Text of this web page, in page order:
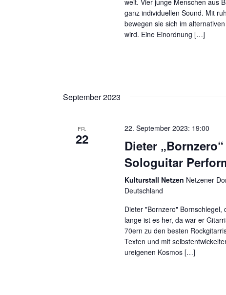
weit. Vier junge Menschen aus
ganz individuellen Sound. Mit
bewegen sie sich im
wird. Eine Einordnung […]
September 2023
FR.
22
22. September 2023: 19:00
Dieter
Sologuitar
Kulturstall Netzen Netzener
Deutschland
Dieter "Bornzero"
lange ist es her, da war er
70ern zu den besten
Texten und mit
ureigenen Kosmos […]